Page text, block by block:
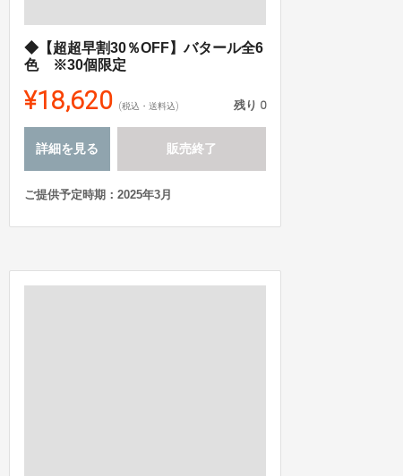
◆【超超早割30％OFF】バタール全6
色 ※30個限定
¥18,620 (税込・送料込) 残り 0
詳細を見る 販売終了
ご提供予定時期：2025年3月